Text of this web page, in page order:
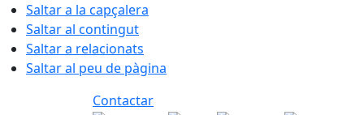
Saltar a la capçalera
Saltar al contingut
Saltar a relacionats
Saltar al peu de pàgina
Contactar